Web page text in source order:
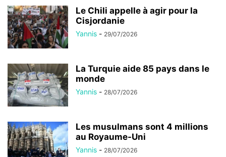
Le Chili appelle à agir pour la
Cisjordanie
Yannis - 29/07/2026
La Turquie aide 85 pays dans le
monde
Yannis - 28/07/2026
Les musulmans sont 4 millions
au Royaume-Uni
Yannis - 28/07/2026